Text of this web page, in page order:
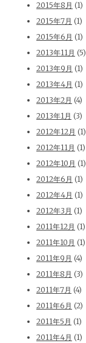
2015年8月 (1)
2015年7月 (1)
2015年6月 (1)
2013年11月 (5)
2013年9月 (1)
2013年4月 (1)
2013年2月 (4)
2013年1月 (3)
2012年12月 (1)
2012年11月 (1)
2012年10月 (1)
2012年6月 (1)
2012年4月 (1)
2012年3月 (1)
2011年12月 (1)
2011年10月 (1)
2011年9月 (4)
2011年8月 (3)
2011年7月 (4)
2011年6月 (2)
2011年5月 (1)
2011年4月 (1)